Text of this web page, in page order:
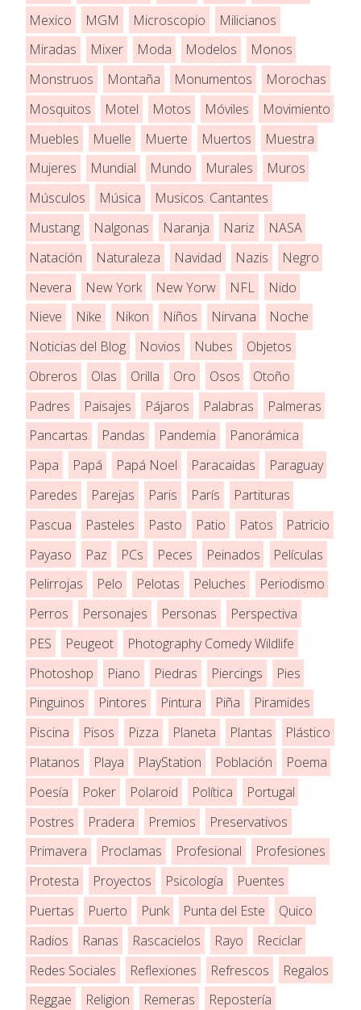
Mexico MGM Microscopio
Milicianos
Miradas
Mixer Moda Modelos
Monos
Monstruos
Montaña Monumentos
Morochas
Mosquitos
Motel Motos Móviles
Movimiento
Muebles
Muelle Muerte Muertos
Muestra
Mujeres
Mundial Mundo Murales
Muros
Músculos
Música
Musicos. Cantantes
Mustang
Nalgonas Naranja Nariz
NASA
Natación
Naturaleza Navidad Nazis
Negro
Nevera
New York New Yorw NFL
Nido
Nieve
Nike Nikon Niños Nirvana
Noche
Noticias del Blog
Novios Nubes
Objetos
Obreros
Olas Orilla Oro Osos
Otoño
Padres
Paisajes Pájaros Palabras
Palmeras
Pancartas
Pandas Pandemia
Panorámica
Papa
Papá Papá Noel Paracaidas
Paraguay
Paredes
Parejas Paris París
Partituras
Pascua
Pasteles Pasto Patio Patos
Patricio
Payaso
Paz PCs Peces Peinados
Películas
Pelirrojas
Pelo Pelotas Peluches
Periodismo
Perros
Personajes Personas
Perspectiva
PES
Peugeot
Photography Comedy Wildlife
Photoshop
Piano Piedras Piercings
Pies
Pinguinos
Pintores Pintura Piña
Piramides
Piscina
Pisos Pizza Planeta Plantas
Plástico
Platanos
Playa PlayStation Población
Poema
Poesía
Poker Polaroid Política
Portugal
Postres
Pradera Premios
Preservativos
Primavera
Proclamas Profesional
Profesiones
Protesta
Proyectos Psicología
Puentes
Puertas
Puerto Punk Punta del Este
Quico
Radios
Ranas Rascacielos Rayo
Reciclar
Redes Sociales
Reflexiones Refrescos
Regalos
Reggae
Religion Remeras
Repostería